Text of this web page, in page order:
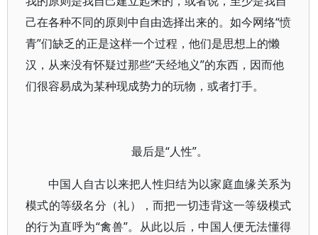
己在各种不同的原则中自由选择出来的。如今网络“愤
青”们缺乏的正是这样一个过程，他们是思想上的懒
汉，从来没有怀疑过那些“天经地义”的东西，因而他
们很容易成为某种现成势力的玩物，或者打手。
最后是“人性”。
中国人自古以来把人性归结为以家庭血缘关系为
模式的等级名分（礼），而把一切违背这一等级模式
的行为直呼为“禽兽”。从此以后，中国人便无法懂得